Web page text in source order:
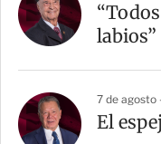
labios”
7 de agosto
El